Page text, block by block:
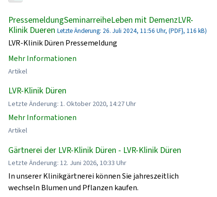
PressemeldungSeminarreiheLeben mit DemenzLVR-
Klinik Dueren Letzte Änderung: 26. Juli 2024, 11:56 Uhr, (PDF}, 116 kB)
LVR-Klinik Düren Pressemeldung
Mehr Informationen
Artikel
LVR-Klinik Düren
Letzte Änderung: 1. Oktober 2020, 14:27 Uhr
Mehr Informationen
Artikel
Gärtnerei der LVR-Klinik Düren - LVR-Klinik Düren
Letzte Änderung: 12. Juni 2026, 10:33 Uhr
In unserer Klinikgärtnerei können Sie jahreszeitlich
wechseln Blumen und Pflanzen kaufen.